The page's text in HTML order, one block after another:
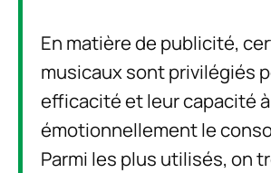
En matière de publicité,
musicaux sont privilégiés
efficacité et leur capacité
émotionnellement le
Parmi les plus utilisés, on